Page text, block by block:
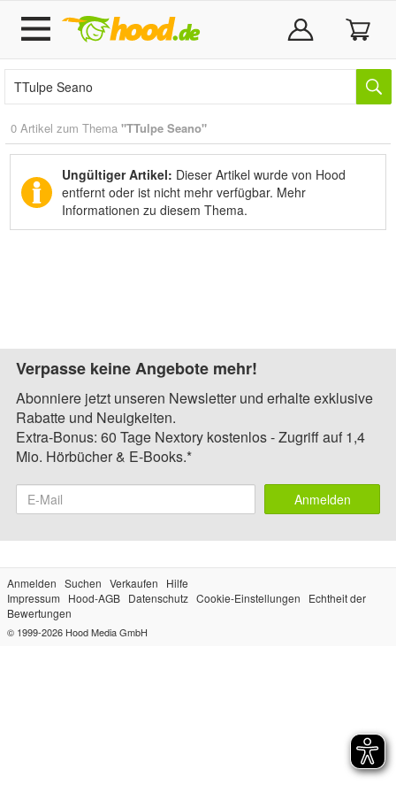
0 Artikel zum Thema "TTulpe Seano"
Ungültiger Artikel: Dieser Artikel wurde von Hood
entfernt oder ist nicht mehr verfügbar. Mehr
Informationen zu diesem Thema.
Verpasse keine Angebote mehr!
Abonniere jetzt unseren Newsletter und erhalte exklusive
Rabatte und Neuigkeiten.
Extra-Bonus: 60 Tage Nextory kostenlos - Zugriff auf 1,4
Mio. Hörbücher & E-Books.*
Anmelden
Anmelden Suchen Verkaufen
Hilfe
Impressum
Hood-AGB Datenschutz Cookie-Einstellungen
Echtheit der
Bewertungen
© 1999-2026 Hood Media GmbH